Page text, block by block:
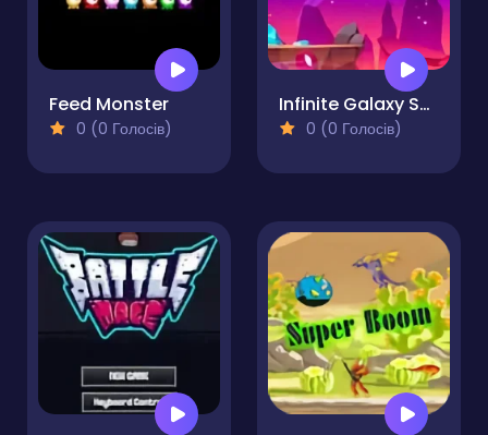
Feed Monster
0 (0 Голосів)
Infinite Galaxy Shooter
0 (0 Голосів)